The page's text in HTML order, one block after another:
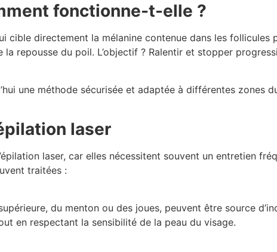
fonctionne-t-elle ?
cible directement la mélanine contenue dans les follicules
repousse du poil. L’objectif ? Ralentir et stopper
une méthode sécurisée et adaptée à différentes zones
laser
laser, car elles nécessitent souvent un entretien
traitées :
du menton ou des joues, peuvent être source
en respectant la sensibilité de la peau du visage.